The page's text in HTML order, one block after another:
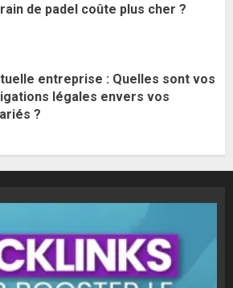
de padel coûte plus cher ?
entreprise : Quelles sont vos
légales envers vos
?